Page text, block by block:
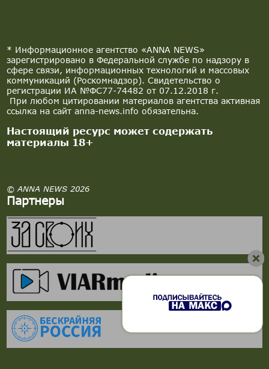
* Информационное агентство «ANNA NEWS»
зарегистрировано в Федеральной службе по надзору в
сфере связи, информационных технологий и массовых
коммуникаций (Роскомнадзор). Свидетельство о
регистрации ИА №ФС77-74482 от 07.12.2018 г.
При любом цитировании материалов агентства активная
ссылка на сайт anna-news.info обязательна.
Настоящий ресурс может содержать
материалы 18+
© ANNA NEWS 2026
Партнеры